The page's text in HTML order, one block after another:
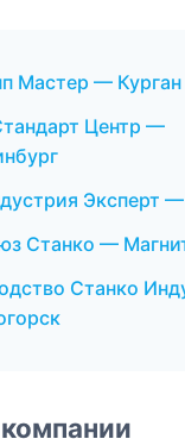
Мастер — Курган
Центр —
Эксперт —
Станко —
Станко